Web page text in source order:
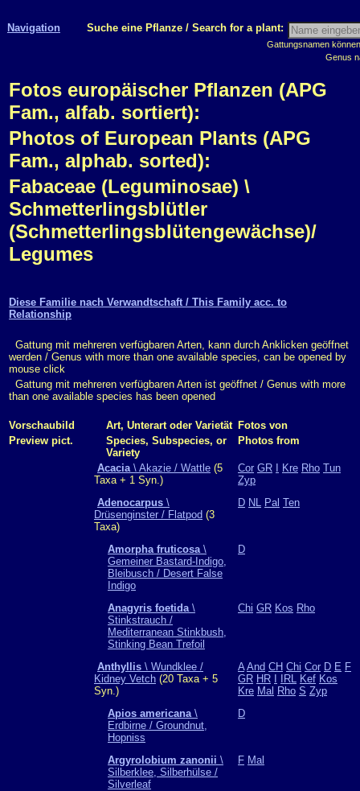
Navigation Suche eine Pflanze / Search for a plant:
Gattungsnamen
Genus
Fotos europäischer Pflanzen (APG
Fam., alfab. sortiert):
Photos of European Plants (APG
Fam., alphab. sorted):
Fabaceae (Leguminosae) \
Schmetterlingsblütler
(Schmetterlingsblütengewächse)/
Legumes
Diese Familie nach Verwandtschaft / This Family acc. to
Relationship
Gattung mit mehreren verfügbaren Arten, kann durch Anklicken geöffnet
werden / Genus with more than one available species, can be opened by
mouse click
Gattung mit mehreren verfügbaren Arten ist geöffnet / Genus with more
than one available species has been opened
Vorschaubild Art, Unterart oder Varietät Fotos von
Preview pict.
Species, Subspecies, or
Variety
Photos from
Acacia\ Akazie / Wattle (5
Taxa + 1 Syn.)
Cor GR Kre Rho Tun
Zyp
Adenocarpus \
Drüsenginster / Flatpod (3
Taxa)
D NL Pal Ten
Amorpha fruticosa\
Gemeiner Bastard-Indigo,
Bleibusch / Desert False
Indigo
D
Anagyris foetida\
Stinkstrauch /
Mediterranean Stinkbush,
Stinking Bean Trefoil
Chi GR Kos Rho
Anthyllis \ Wundklee /
Kidney Vetch (20 Taxa + 5
Syn.)
A And CH Chi Cor D E F
GR HR IRL Kef Kos
Kre Mal Rho S Zyp
Apios americana\
Erdbirne / Groundnut,
Hopniss
D
Argyrolobium zanonii \
Silberklee, Silberhülse /
Silverleaf
F Mal